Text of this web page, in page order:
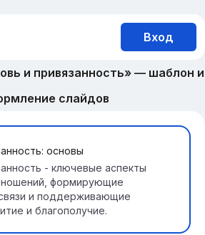
Вход
и привязанность» — шаблон и
слайдов
основы
- ключевые аспекты
формирующие
и поддерживающие
и благополучие.